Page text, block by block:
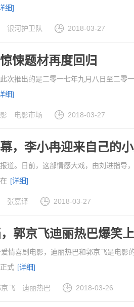
细]
银河护卫队 2018-03-27
悚题材再度回归
次推出的是二零一七年九月八日至二零
细]
电影市场 2018-03-27
，李小冉迎来自己的
道。日前，这部情感大戏，由刘进指导
[详细]
张嘉译 2018-03-27
郭京飞迪丽热巴爆笑
爱情喜剧电影，迪丽热巴和郭京飞是电
式 [详细]
京飞 迪丽热巴 2018-03-26